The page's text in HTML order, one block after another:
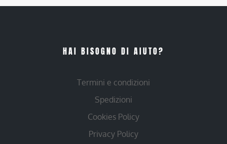
HAI BISOGNO DI AIUTO?
Termini e condizioni
Spedizioni
Cookies Policy
Privacy Policy